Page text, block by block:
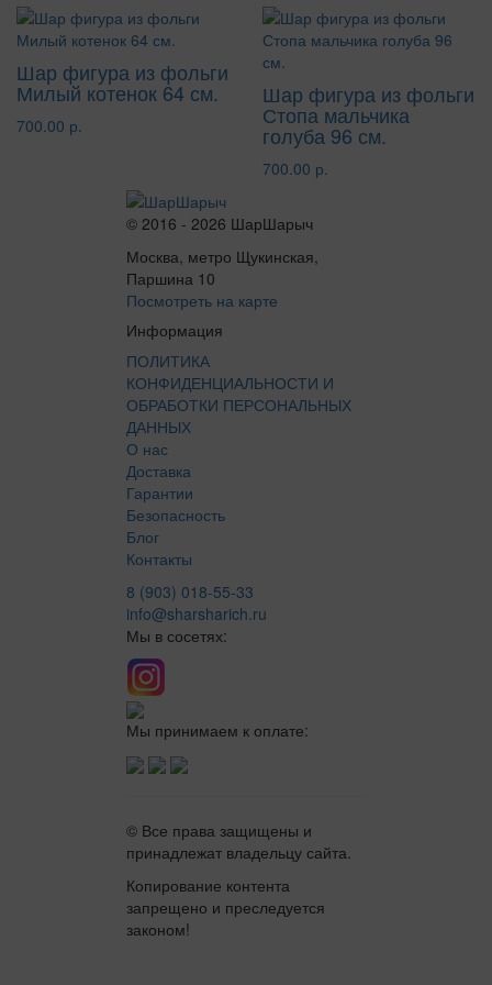
Шар фигура из фольги
Милый котенок 64 см.
700.00 р.
Шар фигура из фольги
Стопа мальчика
голуба 96 см.
700.00 р.
© 2016 - 2026 ШарШарыч
Москва, метро Щукинская,
Паршина 10
Посмотреть на карте
Информация
ПОЛИТИКА
КОНФИДЕНЦИАЛЬНОСТИ И
ОБРАБОТКИ ПЕРСОНАЛЬНЫХ
ДАННЫХ
О нас
Доставка
Гарантии
Безопасность
Блог
Контакты
8 (903) 018-55-33
info@sharsharich.ru
Мы в сосетях:
Мы принимаем к оплате:
© Все права защищены и
принадлежат владельцу сайта.
Копирование контента
запрещено и преследуется
законом!